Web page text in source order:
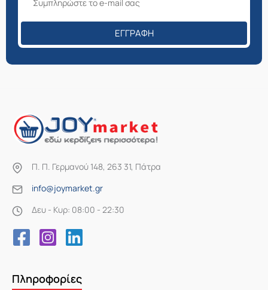
ΕΓΓΡΑΦΉ
Π. Π. Γερμανού 148, 263 31, Πάτρα
info@joymarket.gr
Δευ - Κυρ: 08:00 - 22:30
Πληροφορίες